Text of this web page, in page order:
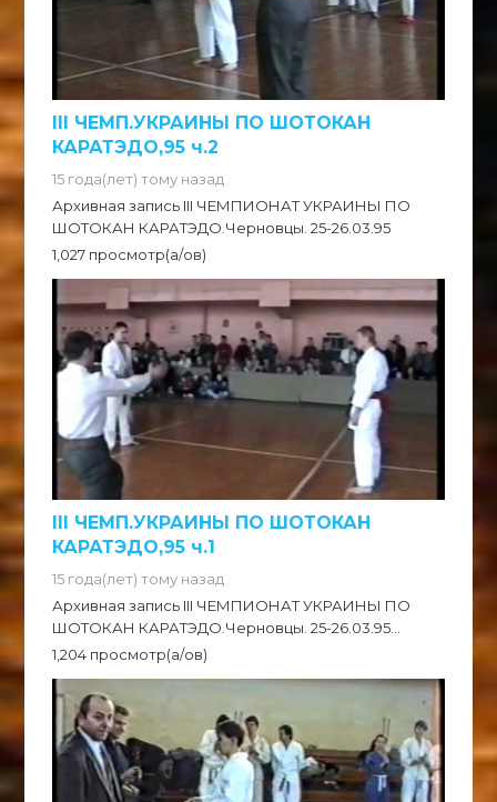
III ЧЕМП.УКРАИНЫ ПО ШОТОКАН
КАРАТЭДО,95 ч.2
15 года(лет) тому назад
Архивная запись III ЧЕМПИОНАТ УКРАИНЫ ПО
ШОТОКАН КАРАТЭДО.Черновцы. 25-26.03.95
1,027 просмотр(а/ов)
III ЧЕМП.УКРАИНЫ ПО ШОТОКАН
КАРАТЭДО,95 ч.1
15 года(лет) тому назад
Архивная запись III ЧЕМПИОНАТ УКРАИНЫ ПО
ШОТОКАН КАРАТЭДО.Черновцы. 25-26.03.95...
1,204 просмотр(а/ов)